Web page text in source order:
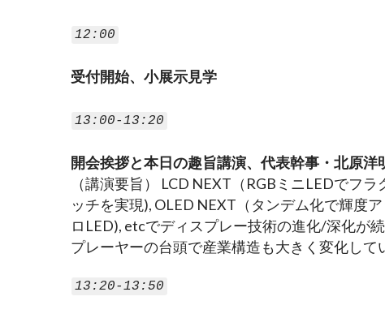
12:00
受付開始、小展示見学
13:00-13:20
開会挨拶と本日の趣旨講演、代表幹事・北原洋
（講演要旨） LCD NEXT（RGBミニLEDでフ
ッチを実現), OLED NEXT（タンデム化で輝度
ロLED), etcでディスプレー技術の進化/深化が
プレーヤーの台頭で産業構造も大きく変化して
13:20-13:50